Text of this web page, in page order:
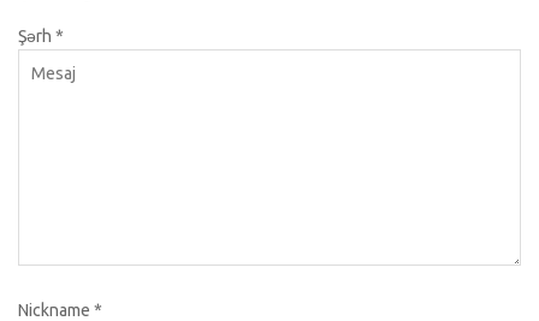
Şərh *
Nickname *